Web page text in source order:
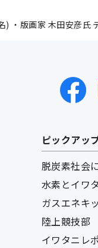
・版画家 木田安彦氏
ピックアッ
脱炭素社会
水素とイワ
ガスエネキ
陸上競技部
イワタニレ